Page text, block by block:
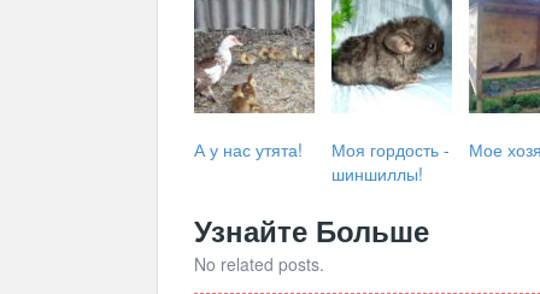
А у нас утята!
Моя гордость -
шиншиллы!
Мое
Узнайте Больше
No related posts.